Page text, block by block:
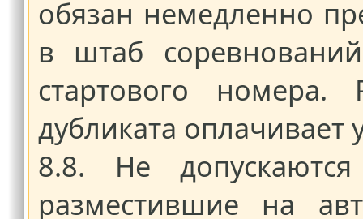
обязан немедленно
в штаб
стартового номера.
дубликата оплачивает
8.8. Не
разместившие на